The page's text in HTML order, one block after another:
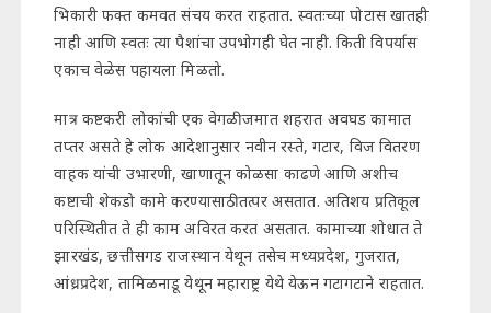
भिकारी फक्त कमवत संचय करत राहतात. स्वतःच्या पोटास खातही
नाही आणि स्वतः त्या पैशांचा उपभोगही घेत नाही. किती विपर्यास
एकाच वेळेस पहायला मिळतो.
मात्र कष्टकरी लोकांची एक वेगळी जमात शहरात अवघड कामात
तप्तर असते हे लोक आदेशानुसार नवीन रस्ते, गटार, विज वितरण
वाहक यांची उभारणी, खाणातून कोळसा काढणे आणि अशीच
कष्टाची शेकडो कामे करण्यासाठी तत्पर असतात. अतिशय प्रतिकूल
परिस्थितीत ते ही काम अविरत करत असतात. कामाच्या शोधात ते
झारखंड, छत्तीसगड राजस्थान येथून तसेच मध्यप्रदेश, गुजरात,
आंध्रप्रदेश, तामिळनाडू येथून महाराष्ट्र येथे येऊन गटागटाने राहतात.